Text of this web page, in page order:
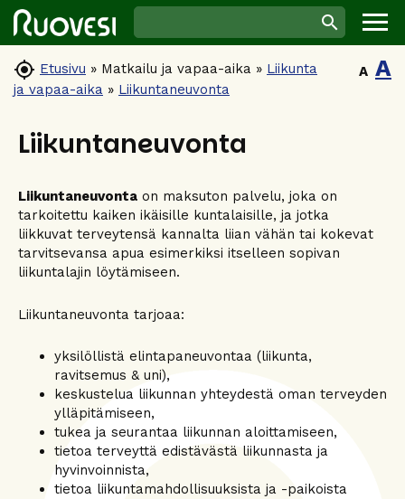
 Etusivu » Matkailu ja vapaa-aika » Liikunta
ja vapaa-aika » Liikuntaneuvonta
A A
Liikuntaneuvonta
Liikuntaneuvonta on maksuton palvelu, joka on
tarkoitettu kaiken ikäisille kuntalaisille, ja jotka
liikkuvat terveytensä kannalta liian vähän tai kokevat
tarvitsevansa apua esimerkiksi itselleen sopivan
liikuntalajin löytämiseen.
Liikuntaneuvonta tarjoaa:
yksilöllistä elintapaneuvontaa (liikunta,
ravitsemus & uni),
keskustelua liikunnan yhteydestä oman terveyden
ylläpitämiseen,
tukea ja seurantaa liikunnan aloittamiseen,
tietoa terveyttä edistävästä liikunnasta ja
hyvinvoinnista,
tietoa liikuntamahdollisuuksista ja -paikoista